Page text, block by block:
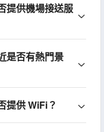
提供機場接送服
是否有熱門景
提供 WiFi？